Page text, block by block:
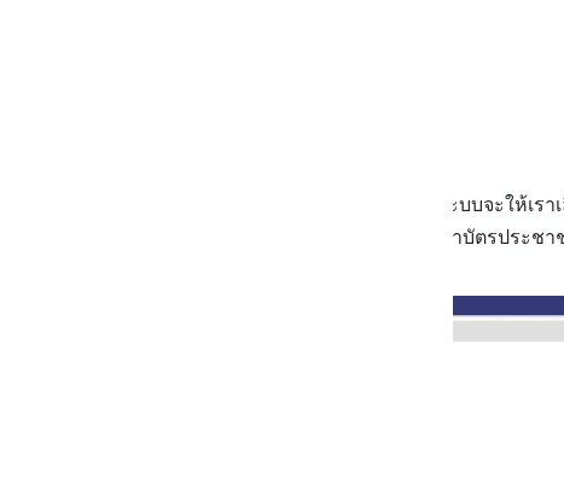
เมื่อตรวจสอบข้อมูลเรียบร้อยแล้ว ระบบจะให้เร
เข้าไปใช้บริการ แอบกระซิบว่าคิวทำบัตรประช